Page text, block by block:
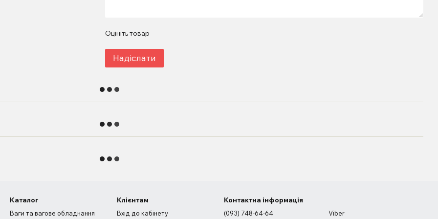
Оцініть товар
Надіслати
Каталог
Ваги та вагове обладнання
Клієнтам
Вхід до кабінету
Контактна інформація
(093) 748-64-64 Viber